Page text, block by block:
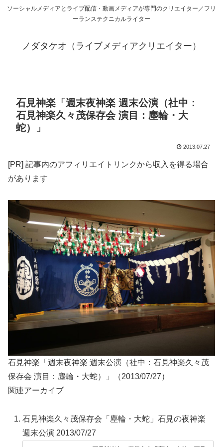
ソーシャルメディアとライブ配信・動画メディアが専門のクリエイター／フリ
ーランステクニカルライター
ノダタケオ（ライブメディアクリエイター）
石見神楽「週末夜神楽 週末公演（社中：
石見神楽久々茂保存会 演目：塵輪・大
蛇）」
2013.07.27
[PR] 記事内のアフィリエイトリンクから収入を得る場合
があります
石見神楽「週末夜神楽 週末公演（社中：石見神楽久々茂
保存会 演目：塵輪・大蛇）」（2013/07/27）
関連アーカイブ
石見神楽久々茂保存会「塵輪・大蛇」石見の夜神楽
週末公演 2013/07/27